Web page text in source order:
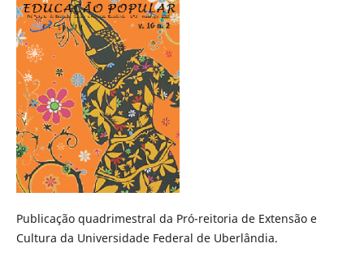
Publicação quadrimestral da Pró-reitoria de Extensão e
Cultura da Universidade Federal de Uberlândia.